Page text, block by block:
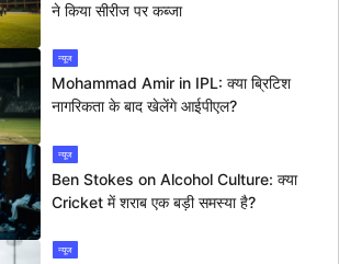
ने किया सीरीज पर कब्जा
न्यूज
Mohammad Amir in IPL: क्या ब्रिटिश
नागरिकता के बाद खेलेंगे आईपीएल?
न्यूज
Ben Stokes on Alcohol Culture: क्या
Cricket में शराब एक बड़ी समस्या है?
न्यूज